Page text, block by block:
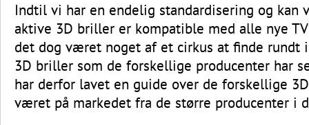
Indtil vi har en endelig standardisering og kan
aktive 3D briller er kompatible med alle nye
det dog været noget af et cirkus at finde rundt
3D briller som de forskellige producenter har
har derfor lavet en guide over de forskellige
været på markedet fra de større producenter i